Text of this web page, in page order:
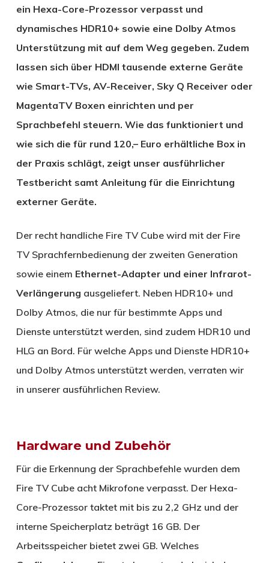
ein Hexa-Core-Prozessor verpasst und
dynamisches HDR10+ sowie eine Dolby Atmos
Unterstützung mit auf dem Weg gegeben. Zudem
lassen sich über HDMI tausende externe Geräte
wie Smart-TVs, AV-Receiver, Sky Q Receiver oder
MagentaTV Boxen einrichten und per
Sprachbefehl steuern. Wie das funktioniert und
wie sich die für rund 120,– Euro erhältliche Box in
der Praxis schlägt, zeigt unser ausführlicher
Testbericht samt Anleitung für die Einrichtung
externer Geräte.
Der recht handliche Fire TV Cube wird mit der Fire
TV Sprachfernbedienung der zweiten Generation
sowie einem Ethernet-Adapter und einer Infrarot-
Verlängerung ausgeliefert. Neben HDR10+ und
Dolby Atmos, die nur für bestimmte Apps und
Dienste unterstützt werden, sind zudem HDR10 und
HLG an Bord. Für welche Apps und Dienste HDR10+
und Dolby Atmos unterstützt werden, verraten wir
in unserer ausführlichen Review.
Hardware und Zubehör
Für die Erkennung der Sprachbefehle wurden dem
Fire TV Cube acht Mikrofone verpasst. Der Hexa-
Core-Prozessor taktet mit bis zu 2,2 GHz und der
interne Speicherplatz beträgt 16 GB. Der
Arbeitsspeicher bietet zwei GB. Welches